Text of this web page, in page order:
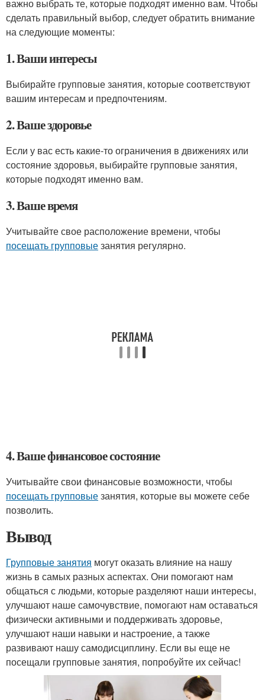
важно выбрать те, которые подходят именно вам. Чтобы
сделать правильный выбор, следует обратить внимание
на следующие моменты:
1. Ваши интересы
Выбирайте групповые занятия, которые соответствуют
вашим интересам и предпочтениям.
2. Ваше здоровье
Если у вас есть какие-то ограничения в движениях или
состояние здоровья, выбирайте групповые занятия,
которые подходят именно вам.
3. Ваше время
Учитывайте свое расположение времени, чтобы
посещать групповыезанятия регулярно.
4. Ваше финансовое состояние
Учитывайте свои финансовые возможности, чтобы
посещать групповыезанятия, которые вы можете себе
позволить.
Вывод
Групповые занятия могут оказать влияние на нашу
жизнь в самых разных аспектах. Они помогают нам
общаться с людьми, которые разделяют наши интересы,
улучшают наше самочувствие, помогают нам оставаться
физически активными и поддерживать здоровье,
улучшают наши навыки и настроение, а также
развивают нашу самодисциплину. Если вы еще не
посещали групповые занятия, попробуйте их сейчас!